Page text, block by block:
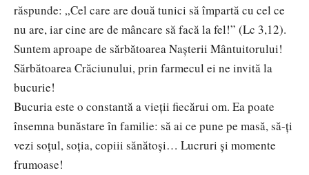
răspunde: „Cel care are două tunici să împartă cu cel ce
nu are, iar cine are de mâncare să facă la fel!” (Lc 3,12).
Suntem aproape de sărbătoarea Nașterii Mântuitorului!
Sărbătoarea Crăciunului, prin farmecul ei ne invită la
bucurie!
Bucuria este o constantă a vieții fiecărui om. Ea poate
însemna bunăstare în familie: să ai ce pune pe masă, să-ți
vezi soțul, soția, copiii sănătoşi… Lucruri și momente
frumoase!